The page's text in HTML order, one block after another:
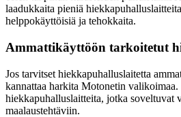
laadukkaita pieniä
helppokäyttöisiä ja tehokkaita.
Ammattikäyttöön tarkoitetut
Jos tarvitset hiekkapuhalluslaitetta
kannattaa harkita Motonetin
hiekkapuhalluslaitteita, jotka soveltuvat
maalaustehtäviin.